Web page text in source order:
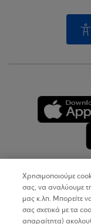
Χρησιμοποιούμε
σας, να αναλύουμε
μας κ.λπ. Μπορείτε να
σας σχετικά με τα
απαραίτητα)